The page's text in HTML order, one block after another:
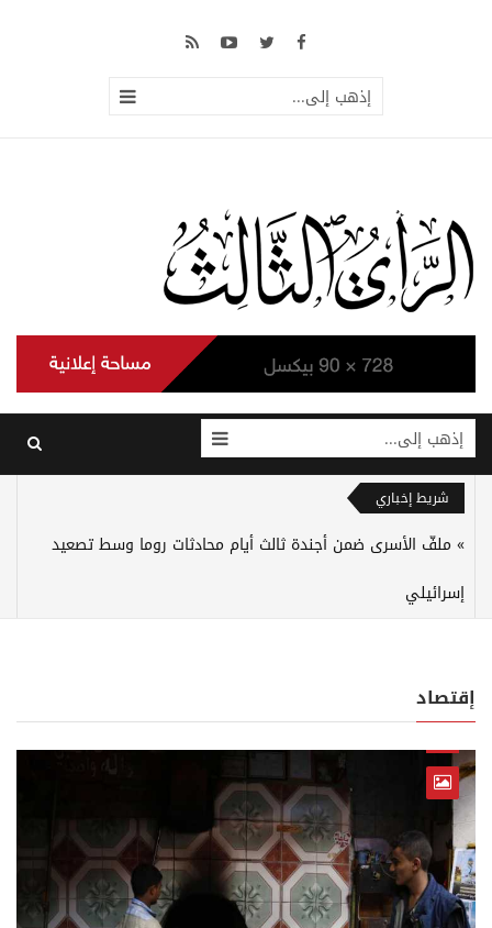
إذهب إلى...
إذهب إلى...
شريط إخباري
ملفّ الأسرى ضمن أجندة ثالث أيام محادثات روما وسط تصعيد
إسرائيلي
إقتصاد